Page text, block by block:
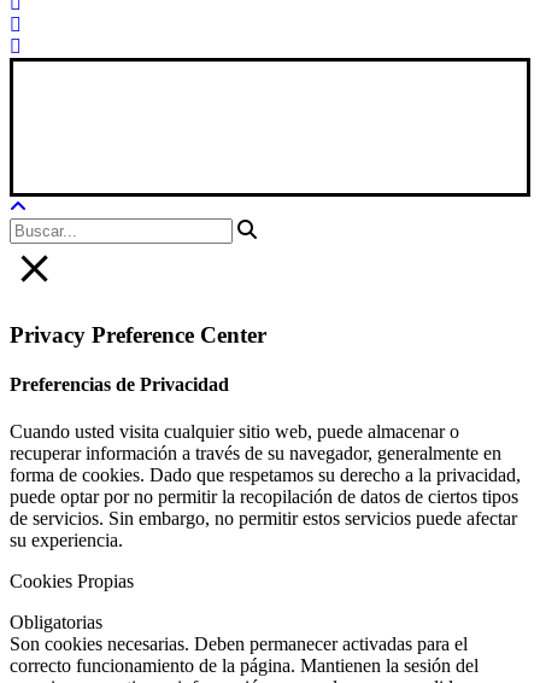
Privacy Preference Center
Preferencias de Privacidad
Cuando usted visita cualquier sitio web, puede almacenar o
recuperar información a través de su navegador, generalmente en
forma de cookies. Dado que respetamos su derecho a la privacidad,
puede optar por no permitir la recopilación de datos de ciertos tipos
de servicios. Sin embargo, no permitir estos servicios puede afectar
su experiencia.
Cookies Propias
Obligatorias
Son cookies necesarias. Deben permanecer activadas para el
correcto funcionamiento de la página. Mantienen la sesión del